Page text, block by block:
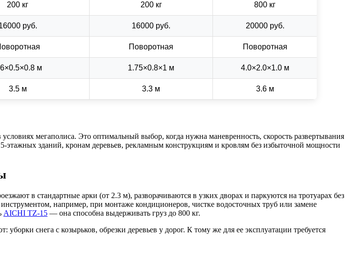
200 кг 200 кг 800 кг
руб. 16000 руб. 20000 руб.
Поворотная Поворотная
м 1.75×0.8×1 м 4.0×2.0×1.0 м
3.5 м 3.3 м 3.6 м
мегаполиса. Это оптимальный выбор, когда нужна маневренность, скорость развертывания
зданий, кронам деревьев, рекламным конструкциям и кровлям без избыточной мощности
в стандартные арки (от 2.3 м), разворачиваются в узких дворах и паркуются на тротуарах без
например, при монтаже кондиционеров, чистке водосточных труб или замене
AICHI TZ-15 — она способна выдерживать груз до 800 кг.
снега с козырьков, обрезки деревьев у дорог. К тому же для ее эксплуатации требуется